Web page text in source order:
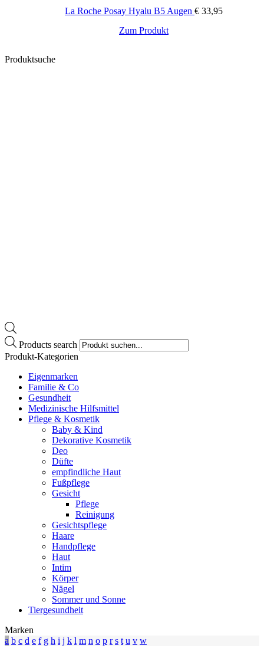
La Roche Posay Hyalu B5 Augen € 33,95
Zum Produkt
Produktsuche
Products search
Produkt-Kategorien
Eigenmarken
Familie & Co
Gesundheit
Medizinische Hilfsmittel
Pflege & Kosmetik
Baby & Kind
Dekorative Kosmetik
Deo
Düfte
empfindliche Haut
Fußpflege
Gesicht
Pflege
Reinigung
Gesichtspflege
Haare
Handpflege
Haut
Intim
Körper
Nägel
Sommer und Sonne
Tiergesundheit
Marken
a b c d e f g h i j k l m n o p r s t u v w